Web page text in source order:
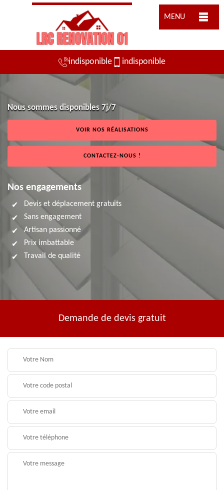
MENU
indisponible indisponible
Nous sommes disponibles 7j/7
VOIR NOS RÉALISATIONS
CONTACTEZ-NOUS !
Nos engagements
Devis et déplacement gratuits
Sans engagement
Artisan passionné
Prix imbattable
Travail de qualité
Demande de devis gratuit